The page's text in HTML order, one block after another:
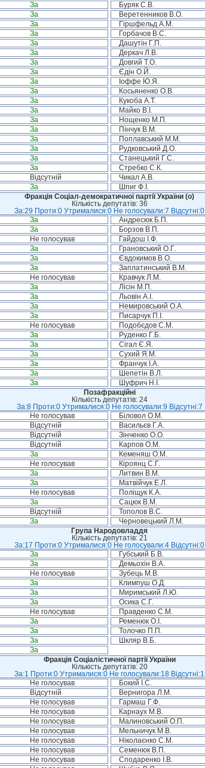
За Буряк С.В.
За Веретенников В.О.
За Гіршфельд А.М.
За Горбачов В.С.
За Дашутін Г.П.
За Деркач Л.В.
За Довгий Т.О.
За Єдін О.Й.
За Іоффе Ю.Я.
За Косьяненко О.В.
За Кукоба А.Т.
За Майко В.І.
За Нощенко М.П.
За Пінчук В.М.
За Поплавський М.М.
За Рудковський Д.О.
За Станецький Г.С.
За Стребко С.К.
Відсутній Чикал А.В.
За Шпиг Ф.І.
Фракція Соціал-демократичної партії України (о)
Кількість депутатів: 36
За:29 Проти:0 Утрималися:0 Не голосували:7 Відсутні:0
За Андресюк Б.П.
За Борзов В.П.
Не голосував Гайдош І.Ф.
За Грановський О.Г.
За Євдокимов В.О.
За Заплатинський В.М.
Не голосував Кравчук Л.М.
За Лісін М.П.
За Льовін А.І.
За Немировський О.А.
За Писарчук П.І.
Не голосував Подобєдов С.М.
За Руденко Г.Б.
За Сігал Є.Я.
За Сухий Я.М.
За Франчук І.А.
За Шепетін В.Л.
За Шуфрич Н.І.
Позафракційні
Кількість депутатів: 24
За:8 Проти:0 Утрималися:0 Не голосували:9 Відсутні:7
Не голосував Біловол О.М.
Відсутній Васильєв Г.А.
Відсутній Зінченко О.О.
Відсутній Карпов О.М.
За Кеменяш О.М.
Не голосував Кіроянц С.Г.
За Литвин В.М.
За Матвійчук Е.Л.
Не голосував Поліщук К.А.
За Сацюк В.М.
Відсутній Тополов В.С.
За Черновецький Л.М.
Група Народовладдя
Кількість депутатів: 21
За:17 Проти:0 Утрималися:0 Не голосували:4 Відсутні:0
За Губський Б.В.
За Демьохін В.А.
Не голосував Зубець М.В.
За Климпуш О.Д.
За Миримський Л.Ю.
За Осика С.Г.
Не голосував Правденко С.М.
За Ременюк О.І.
За Толочко П.П.
За Шкляр В.Б.
За
Фракція Соціалістичної партії України
Кількість депутатів: 20
За:1 Проти:0 Утрималися:0 Не голосували:18 Відсутні:1
Не голосував Бокий І.С.
Відсутній Вернигора Л.М.
Не голосував Гармаш Г.Ф.
Не голосував Карнаух М.В.
Не голосував Малиновський О.П.
Не голосував Мельничук М.В.
Не голосував Ніколаєнко С.М.
Не голосував Семенюк В.П.
Не голосував Сподаренко І.В.